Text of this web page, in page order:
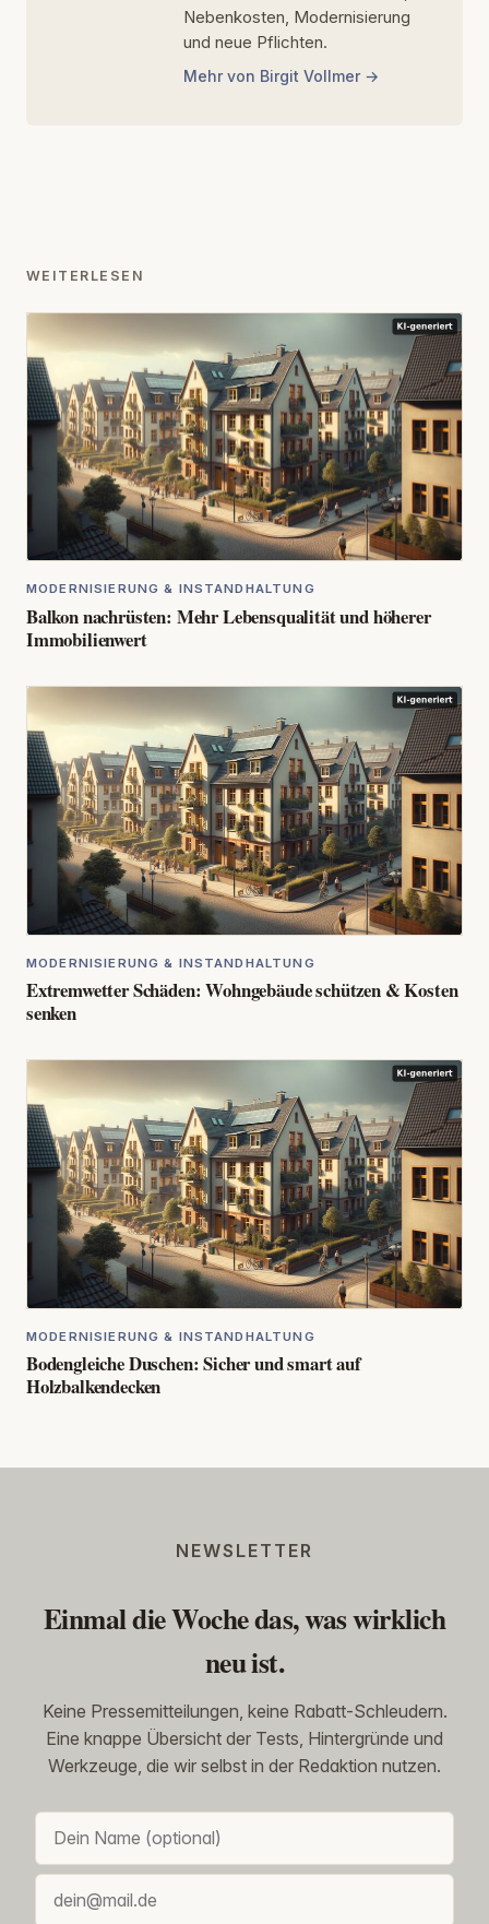
Nebenkosten, Modernisierung
und neue Pflichten.
Mehr von Birgit Vollmer
WEITERLESEN
MODERNISIERUNG & INSTANDHALTUNG
Balkon nachrüsten: Mehr Lebensqualität und höherer
Immobilienwert
MODERNISIERUNG & INSTANDHALTUNG
Extremwetter Schäden: Wohngebäude schützen & Kosten
senken
MODERNISIERUNG & INSTANDHALTUNG
Bodengleiche Duschen: Sicher und smart auf
Holzbalkendecken
NEWSLETTER
Einmal die Woche das, was wirklich
neu ist.
Keine Pressemitteilungen, keine Rabatt-Schleudern.
Eine knappe Übersicht der Tests, Hintergründe und
Werkzeuge, die wir selbst in der Redaktion nutzen.